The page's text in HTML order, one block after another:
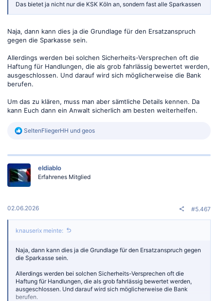
Das bietet ja nicht nur die KSK Köln an, sondern fast alle Sparkassen
Naja, dann kann dies ja die Grundlage für den Ersatzanspruch
gegen die Sparkasse sein.
Allerdings werden bei solchen Sicherheits-Versprechen oft die
Haftung für Handlungen, die als grob fahrlässig bewertet werden,
ausgeschlossen. Und darauf wird sich möglicherweise die Bank
berufen.
Um das zu klären, muss man aber sämtliche Details kennen. Da
kann Euch dann ein Anwalt sicherlich am besten weiterhelfen.
R
k
i
o
n
:
SeltenFliegerHH und geos
eldiablo
Erfahrenes Mitglied
02.06.2026 #5.467
knauserix meinte:
Naja, dann kann dies ja die Grundlage für den Ersatzanspruch gegen
die Sparkasse sein.
Allerdings werden bei solchen Sicherheits-Versprechen oft die
Haftung für Handlungen, die als grob fahrlässig bewertet werden,
ausgeschlossen. Und darauf wird sich möglicherweise die Bank
berufen.